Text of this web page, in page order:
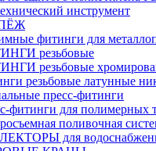
инструмент
фитинги для
резьбовые
резьбовые
резьбовые латунные
пресс-фитинги
фитинги для полимерных
поливочная
для